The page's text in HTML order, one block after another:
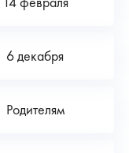
6 декабря
Родителям